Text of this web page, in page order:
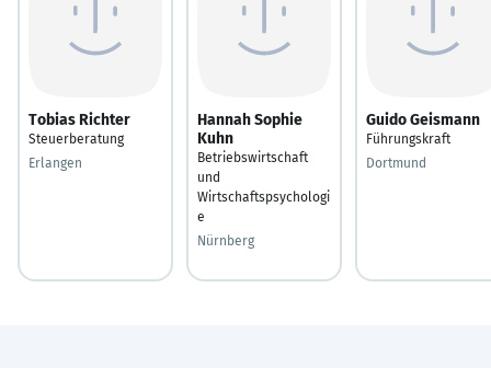
Tobias Richter
Steuerberatung
Erlangen
Hannah Sophie
Kuhn
Betriebswirtschaft
und
Wirtschaftspsychologi
e
Nürnberg
Guido Geismann
Führungskraft
Dortmund